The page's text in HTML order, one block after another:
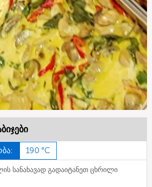
190 °C
სანახავად გადაიტანეთ ცხრილი